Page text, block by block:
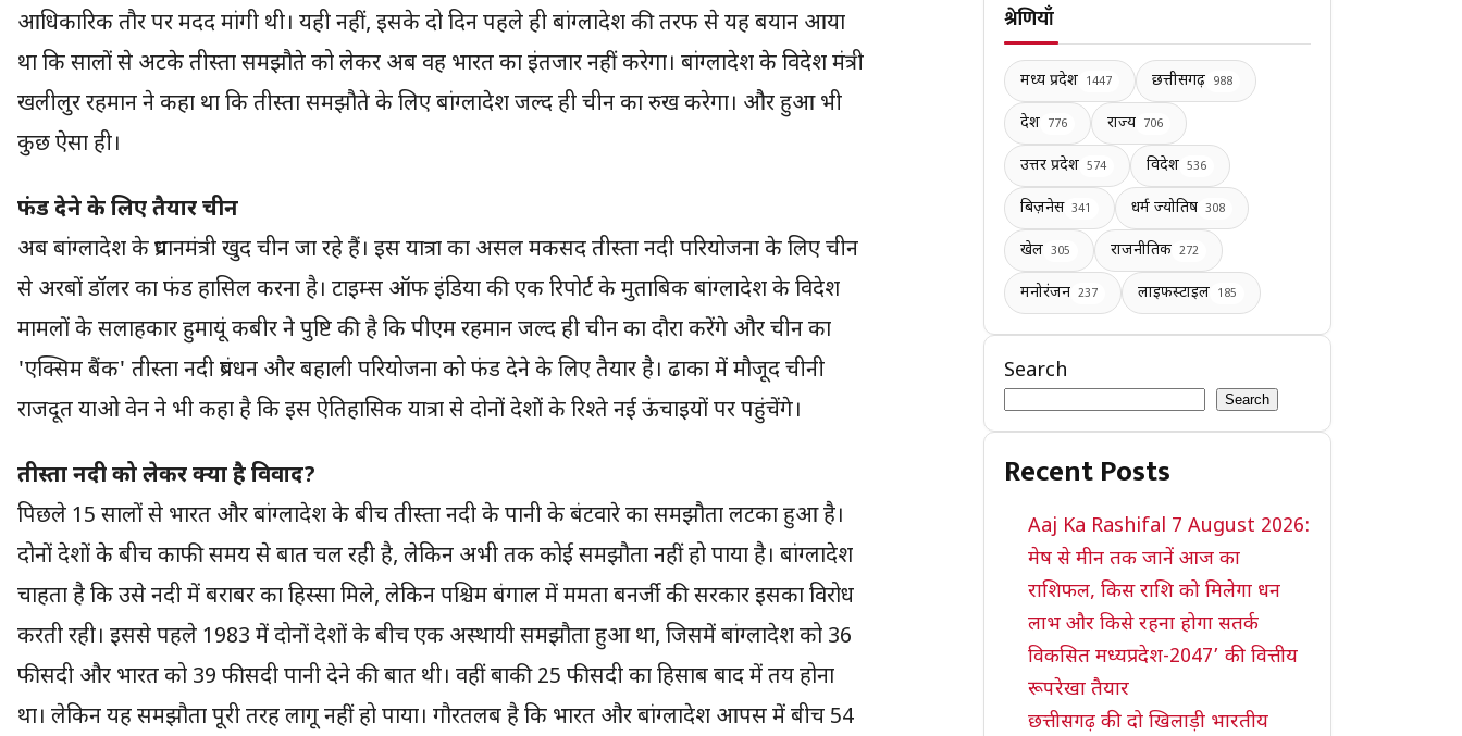
आधिकारिक तौर पर मदद मांगी थी। यही नहीं, इसके दो दिन पहले ही बांग्लादेश की तरफ से यह बयान आया
था कि सालों से अटके तीस्ता समझौते को लेकर अब वह भारत का इंतजार नहीं करेगा। बांग्लादेश के विदेश मंत्री
खलीलुर रहमान ने कहा था कि तीस्ता समझौते के लिए बांग्लादेश जल्द ही चीन का रुख करेगा। और हुआ भी
कुछ ऐसा ही।
फंड देने के लिए तैयार चीन
अब बांग्लादेश के प्रधानमंत्री खुद चीन जा रहे हैं। इस यात्रा का असल मकसद तीस्ता नदी परियोजना के लिए चीन
से अरबों डॉलर का फंड हासिल करना है। टाइम्स ऑफ इंडिया की एक रिपोर्ट के मुताबिक बांग्लादेश के विदेश
मामलों के सलाहकार हुमायूं कबीर ने पुष्टि की है कि पीएम रहमान जल्द ही चीन का दौरा करेंगे और चीन का
'एक्सिम बैंक' तीस्ता नदी प्रबंधन और बहाली परियोजना को फंड देने के लिए तैयार है। ढाका में मौजूद चीनी
राजदूत याओ वेन ने भी कहा है कि इस ऐतिहासिक यात्रा से दोनों देशों के रिश्ते नई ऊंचाइयों पर पहुंचेंगे।
तीस्ता नदी को लेकर क्या है विवाद?
पिछले 15 सालों से भारत और बांग्लादेश के बीच तीस्ता नदी के पानी के बंटवारे का समझौता लटका हुआ है।
दोनों देशों के बीच काफी समय से बात चल रही है, लेकिन अभी तक कोई समझौता नहीं हो पाया है। बांग्लादेश
चाहता है कि उसे नदी में बराबर का हिस्सा मिले, लेकिन पश्चिम बंगाल में ममता बनर्जी की सरकार इसका विरोध
करती रही। इससे पहले 1983 में दोनों देशों के बीच एक अस्थायी समझौता हुआ था, जिसमें बांग्लादेश को 36
फीसदी और भारत को 39 फीसदी पानी देने की बात थी। वहीं बाकी 25 फीसदी का हिसाब बाद में तय होना
था। लेकिन यह समझौता पूरी तरह लागू नहीं हो पाया। गौरतलब है कि भारत और बांग्लादेश आपस में बीच 54
श्रेणियाँ
मध्य प्रदेश 1447 छत्तीसगढ़ 988
देश 776 राज्य 706
उत्तर प्रदेश 574 विदेश 536
बिज़नेस 341 धर्म ज्योतिष 308
खेल 305 राजनीतिक 272
मनोरंजन 237 लाइफस्टाइल 185
Search
Search
Recent Posts
Aaj Ka Rashifal 7 August 2026:
मेष से मीन तक जानें आज का
राशिफल, किस राशि को मिलेगा धन
लाभ और किसे रहना होगा सतर्क
विकसित मध्यप्रदेश-2047’ की वित्तीय
रूपरेखा तैयार
छत्तीसगढ़ की दो खिलाड़ी भारतीय